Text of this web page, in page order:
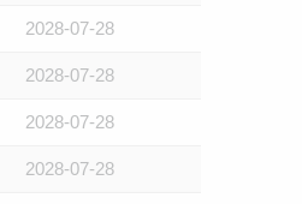
2028-07-28
2028-07-28
2028-07-28
2028-07-28